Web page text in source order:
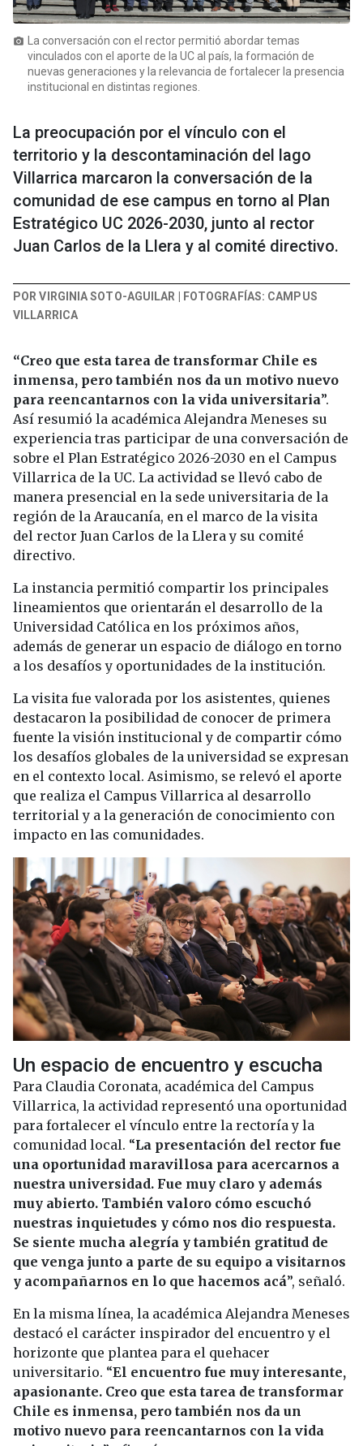
photo_camera La conversación con el rector permitió abordar temas
vinculados con el aporte de la UC al país, la formación de
nuevas generaciones y la relevancia de fortalecer la presencia
institucional en distintas regiones.
La preocupación por el vínculo con el
territorio y la descontaminación del lago
Villarrica marcaron la conversación de la
comunidad de ese campus en torno al Plan
Estratégico UC 2026-2030, junto al rector
Juan Carlos de la Llera y al comité directivo.
POR VIRGINIA SOTO-AGUILAR | FOTOGRAFÍAS: CAMPUS
VILLARRICA
“Creo que esta tarea de transformar Chile es
inmensa, pero también nos da un motivo nuevo
para reencantarnos con la vida universitaria”.
Así resumió la académica Alejandra Meneses su
experiencia tras participar de una conversación de
sobre el Plan Estratégico 2026-2030 en el Campus
Villarrica de la UC. La actividad se llevó cabo de
manera presencial en la sede universitaria de la
región de la Araucanía, en el marco de la visita
del rector Juan Carlos de la Llera y su comité
directivo.
La instancia permitió compartir los principales
lineamientos que orientarán el desarrollo de la
Universidad Católica en los próximos años,
además de generar un espacio de diálogo en torno
a los desafíos y oportunidades de la institución.
La visita fue valorada por los asistentes, quienes
destacaron la posibilidad de conocer de primera
fuente la visión institucional y de compartir cómo
los desafíos globales de la universidad se expresan
en el contexto local. Asimismo, se relevó el aporte
que realiza el Campus Villarrica al desarrollo
territorial y a la generación de conocimiento con
impacto en las comunidades.
Un espacio de encuentro y escucha
Para Claudia Coronata, académica del Campus
Villarrica, la actividad representó una oportunidad
para fortalecer el vínculo entre la rectoría y la
comunidad local. “La presentación del rector fue
una oportunidad maravillosa para acercarnos a
nuestra universidad. Fue muy claro y además
muy abierto. También valoro cómo escuchó
nuestras inquietudes y cómo nos dio respuesta.
Se siente mucha alegría y también gratitud de
que venga junto a parte de su equipo a visitarnos
y acompañarnos en lo que hacemos acá”, señaló.
En la misma línea, la académica Alejandra Meneses
destacó el carácter inspirador del encuentro y el
horizonte que plantea para el quehacer
universitario. “El encuentro fue muy interesante,
apasionante. Creo que esta tarea de transformar
Chile es inmensa, pero también nos da un
motivo nuevo para reencantarnos con la vida